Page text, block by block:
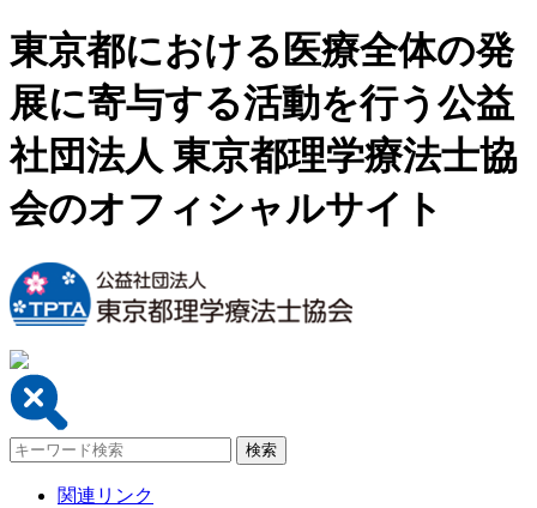
東京都における医療全体の発
展に寄与する活動を行う公益
社団法人 東京都理学療法士協
会のオフィシャルサイト
関連リンク